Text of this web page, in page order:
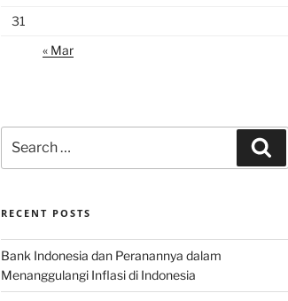
31
« Mar
for:
RECENT POSTS
Bank Indonesia dan Peranannya dalam
Menanggulangi Inflasi di Indonesia